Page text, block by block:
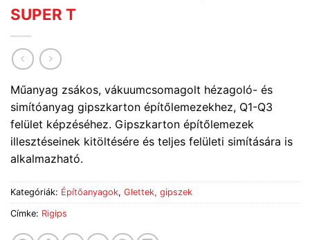
SUPER T
Műanyag zsákos, vákuumcsomagolt hézagoló- és
simítóanyag gipszkarton építőlemezekhez, Q1-Q3
felület képzéséhez. Gipszkarton építőlemezek
illesztéseinek kitöltésére és teljes felületi simítására is
alkalmazható.
Kategóriák: Építőanyagok, Glettek, gipszek
Címke: Rigips